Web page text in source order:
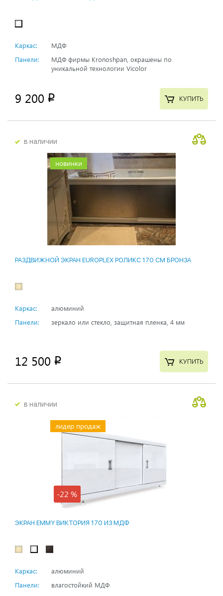
Каркас:
МДФ
Панели:
МДФ фирмы Kronoshpan, окрашены по
уникальной технологии Vicolor
9 200 p КУПИТЬ
в наличии
новинки
РАЗДВИЖНОЙ ЭКРАН EUROPLEX РОЛИКС 170 СМ БРОНЗА
Каркас:
алюминий
Панели:
зеркало или стекло, защитная пленка, 4 мм
12 500 p КУПИТЬ
в наличии
лидер продаж
-22 %
ЭКРАН EMMY ВИКТОРИЯ 170 ИЗ МДФ
Каркас:
алюминий
Панели:
влагостойкий МДФ